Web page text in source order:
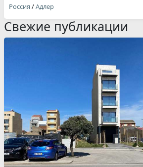
Россия /Адлер
Свежие публикации